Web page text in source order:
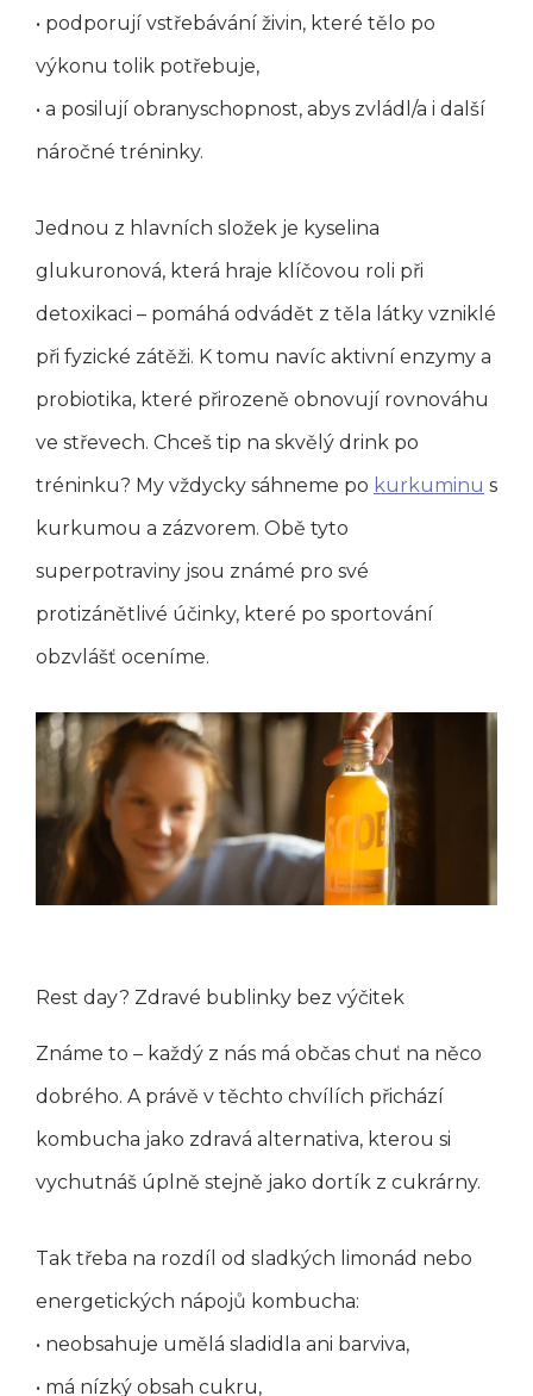
• podporují vstřebávání živin, které tělo po
výkonu tolik potřebuje,
• a posilují obranyschopnost, abys zvládl/a i další
náročné tréninky.
Jednou z hlavních složek je kyselina
glukuronová, která hraje klíčovou roli při
detoxikaci – pomáhá odvádět z těla látky vzniklé
při fyzické zátěži. K tomu navíc aktivní enzymy a
probiotika, které přirozeně obnovují rovnováhu
ve střevech. Chceš tip na skvělý drink po
tréninku? My vždycky sáhneme po kurkuminu s
kurkumou a zázvorem. Obě tyto
superpotraviny jsou známé pro své
protizánětlivé účinky, které po sportování
obzvlášť oceníme.
Rest day? Zdravé bublinky bez výčitek
Známe to – každý z nás má občas chuť na něco
dobrého. A právě v těchto chvílích přichází
kombucha jako zdravá alternativa, kterou si
vychutnáš úplně stejně jako dortík z cukrárny.
Tak třeba na rozdíl od sladkých limonád nebo
energetických nápojů kombucha:
• neobsahuje umělá sladidla ani barviva,
• má nízký obsah cukru,